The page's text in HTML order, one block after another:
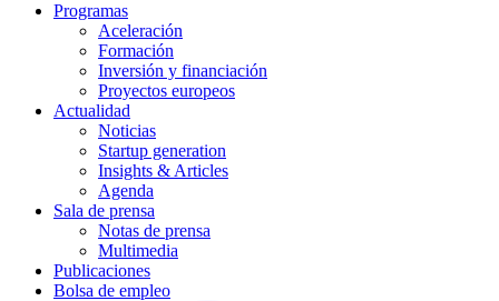
Programas
Aceleración
Formación
Inversión y financiación
Proyectos europeos
Actualidad
Noticias
Startup generation
Insights & Articles
Agenda
Sala de prensa
Notas de prensa
Multimedia
Publicaciones
Bolsa de empleo